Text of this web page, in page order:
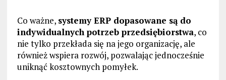
Co ważne, systemy ERP dopasowane są do
indywidualnych potrzeb przedsiębiorstwa, co
nie tylko przekłada się na jego organizację, ale
również wspiera rozwój, pozwalając jednocześnie
uniknąć kosztownych pomyłek.